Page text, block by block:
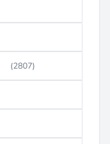
(2807)